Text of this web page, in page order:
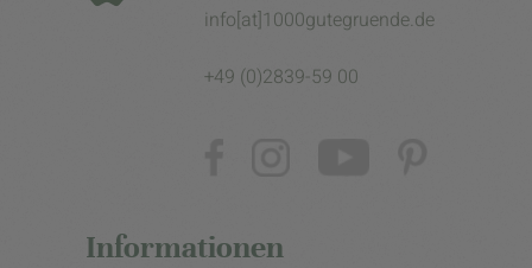
info[at]1000gutegruende.de
+49 (0)2839-59 00
Informationen